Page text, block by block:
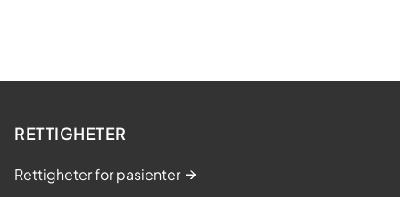
RETTIGHETER
Rettigheter for pasienter